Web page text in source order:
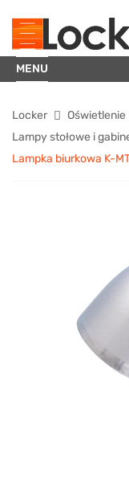
MENU
Locker Oświetlenie
Lampy stołowe i
Lampka biurkowa K-